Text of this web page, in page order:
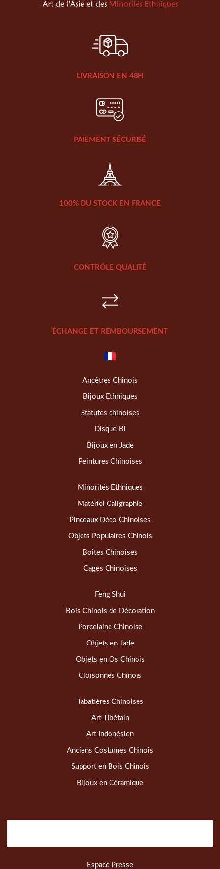
LIVRAISON EN 48H
PAIEMENT SÉCURISÉ
100% DU STOCK EN FRANCE
CONTRÔLE QUALITÉ
ÉCHANGE ET REMBOURSEMENT
Ancêtres Chinois
Bijoux Ethniques
Statutes chinoises
Disque Bi
Bijoux en Jade
Peintures Chinoises
Minorités Ethniques
Matériel Caligraphie
Pinceaux Déco Chinoises
Objets Populaires Chinois
Boîtes Chinoises
Cages Chinoises
Feng Shui
Bois Chinois de Décoration
Porcelaine Chinoise
Objets en Jade
Objets en Os Chinois
Cloisonnés Chinois
Tabatières Chinoises
Art Tibétain
Art Indonésien
Anciens Costumes Chinois
Support en Bois Chinois
Bijoux en Céramique
Espace Presse